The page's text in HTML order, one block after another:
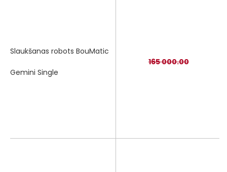
Slaukšanas robots BouMatic
Gemini Single
165 000.00